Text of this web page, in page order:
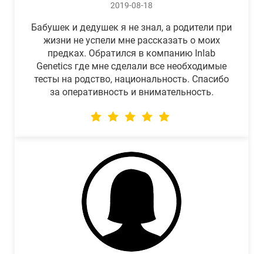
2019-08-18
Бабушек и дедушек я не знал, а родители при
жизни не успели мне рассказать о моих
предках. Обратился в компанию Inlab
Genetics где мне сделали все необходимые
тесты на родство, национальность. Спасибо
за оперативность и внимательность.